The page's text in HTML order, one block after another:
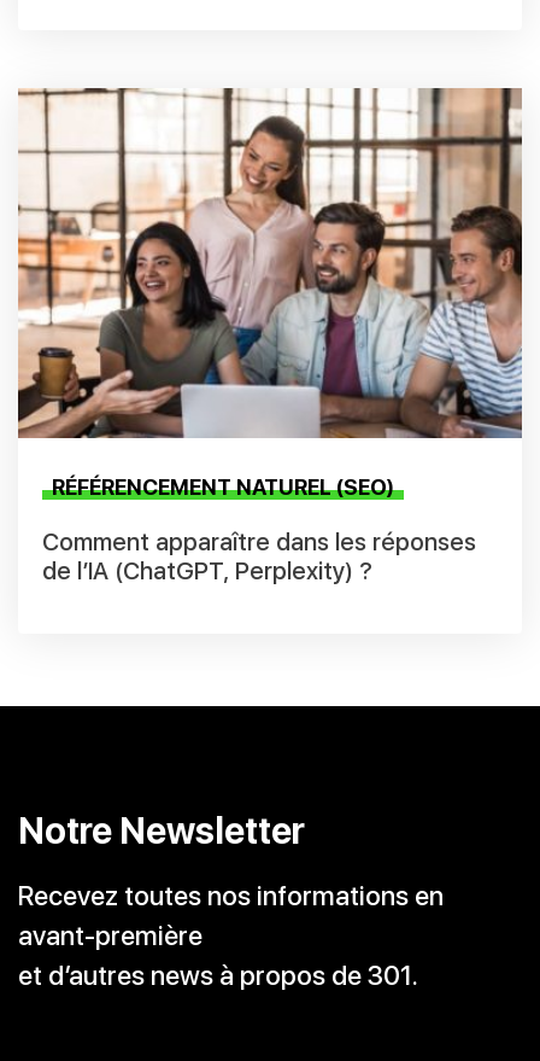
RÉFÉRENCEMENT NATUREL (SEO)
Comment apparaître dans les réponses
de l’IA (ChatGPT, Perplexity) ?
Notre Newsletter
Recevez toutes nos informations en
avant-première
et d’autres news à propos de 301.